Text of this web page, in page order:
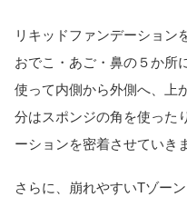
リキッドファンデーション
おでこ・あご・鼻の５か所
使って内側から外側へ、上
分はスポンジの角を使った
ーションを密着させていき
さらに、崩れやすいTゾー